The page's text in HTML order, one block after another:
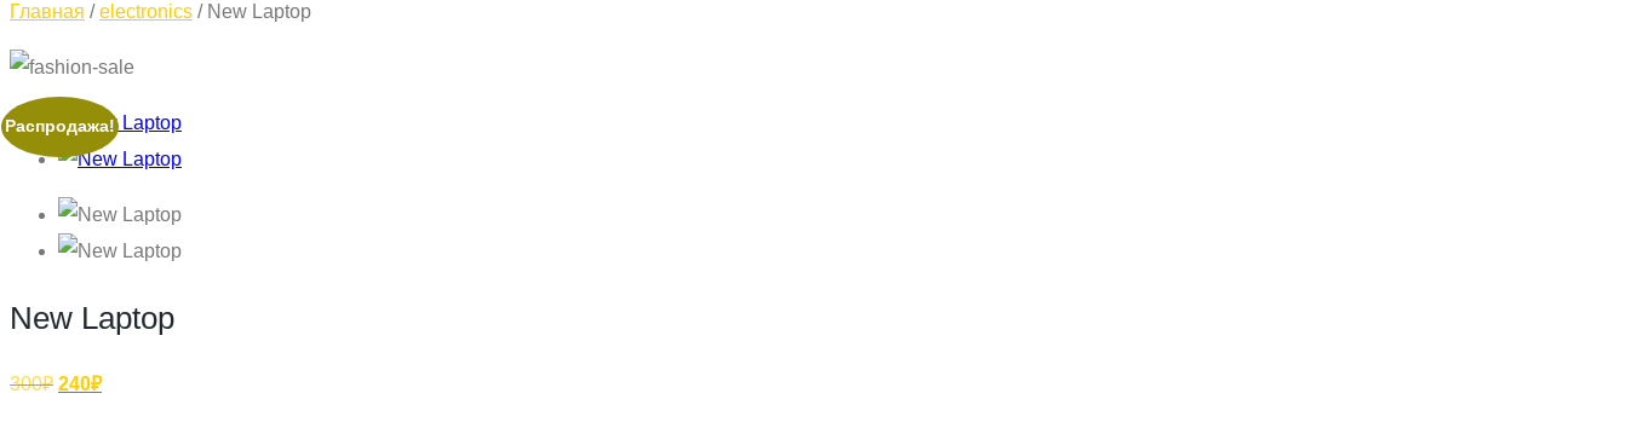
Главная /electronics / New Laptop
Распродажа!
New Laptop
300₽ Первоначальная
240₽Текущая